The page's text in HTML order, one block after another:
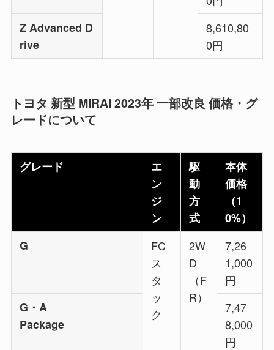
Z Advanced D
rive
8,610,80
0円
トヨタ 新型 MIRAI 2023年 一部改良 価格・グ
レードについて
グレード
エ
ン
ジ
ン
駆
動
方
式
本体
価格
（1
0%）
G
FC
ス
タ
ッ
ク
2W
D
（F
R）
7,26
1,000
円
G・A
Package
7,47
8,000
円